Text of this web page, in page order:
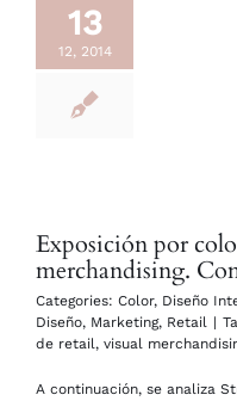
13
12, 2014
Exposición por
merchandising.
Categories: Color, Diseño
Diseño, Marketing, Retail |
de retail, visual
A continuación, se analiza